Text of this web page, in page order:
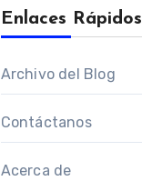
Enlaces Rápidos
Archivo del Blog
Contáctanos
Acerca de